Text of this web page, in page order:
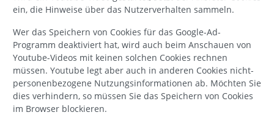
ein, die Hinweise über das Nutzerverhalten sammeln.
Wer das Speichern von Cookies für das Google-Ad-
Programm deaktiviert hat, wird auch beim Anschauen von
Youtube-Videos mit keinen solchen Cookies rechnen
müssen. Youtube legt aber auch in anderen Cookies nicht-
personenbezogene Nutzungsinformationen ab. Möchten Sie
dies verhindern, so müssen Sie das Speichern von Cookies
im Browser blockieren.